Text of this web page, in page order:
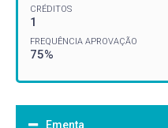
CRÉDITOS
1
FREQUÊNCIA APROVAÇÃO
75%
Ementa